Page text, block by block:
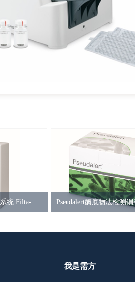
隐孢子虫和贾第鞭毛虫检测系统 Filta-max两虫检测系统 Pseudalert酶底物法检测
我是需方